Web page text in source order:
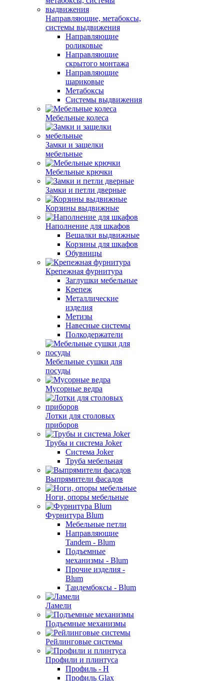
Направляющие, метабоксы,
системы выдвижения
Направляющие
роликовые
Направляющие
скрытого монтажа
Направляющие
шариковые
Метабоксы
Системы выдвижения
Мебельные колеса
Замки и защелки
мебельные
Мебельные крючки
Замки и петли дверные
Корзины выдвижные
Наполнение для шкафов
Вешалки выдвижные
Корзины для шкафов
Обувницы
Крепежная фурнитура
Заглушки мебельные
Крепеж
Металлические
изделия
Метизы
Навесные системы
Полкодержатели
Мебельные сушки для
посуды
Мусорные ведра
Лотки для столовых
приборов
Трубы и система Joker
Система Joker
Труба мебельная
Выпрямители фасадов
Ноги, опоры мебельные
Фурнитура Blum
Мебельные петли
Направляющие
Tandem - Blum
Подъемные
механизмы - Blum
Прочие изделия -
Blum
Тандембоксы - Blum
Ламели
Подъемные механизмы
Рейлинговые системы
Профили и плинтуса
Профиль - H
Профиль Glax